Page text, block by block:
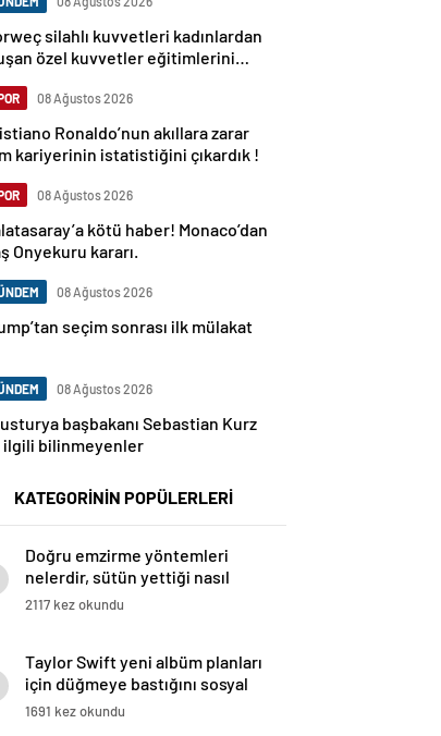
silahlı kuvvetleri kadınlardan
özel kuvvetler eğitimlerini
08 Ağustos 2026
Ronaldo’nun akıllara zarar
kariyerinin istatistiğini çıkardık !
08 Ağustos 2026
kötü haber! Monaco’dan
Onyekuru kararı.
08 Ağustos 2026
seçim sonrası ilk mülakat
08 Ağustos 2026
başbakanı Sebastian Kurz
ilgili bilinmeyenler
KATEGORİNİN POPÜLERLERİ
Doğru emzirme yöntemleri
nelerdir, sütün yettiği nasıl
anlaşılır?
2117 kez okundu
Taylor Swift yeni albüm planları
için düğmeye bastığını sosyal
medyadan duyurdu!
1691 kez okundu